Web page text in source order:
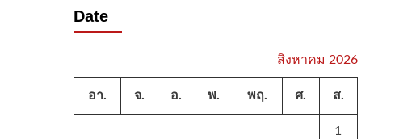
Date
สิงหาคม 2026
อา. จ. อ. พ. พฤ. ศ. ส.
1